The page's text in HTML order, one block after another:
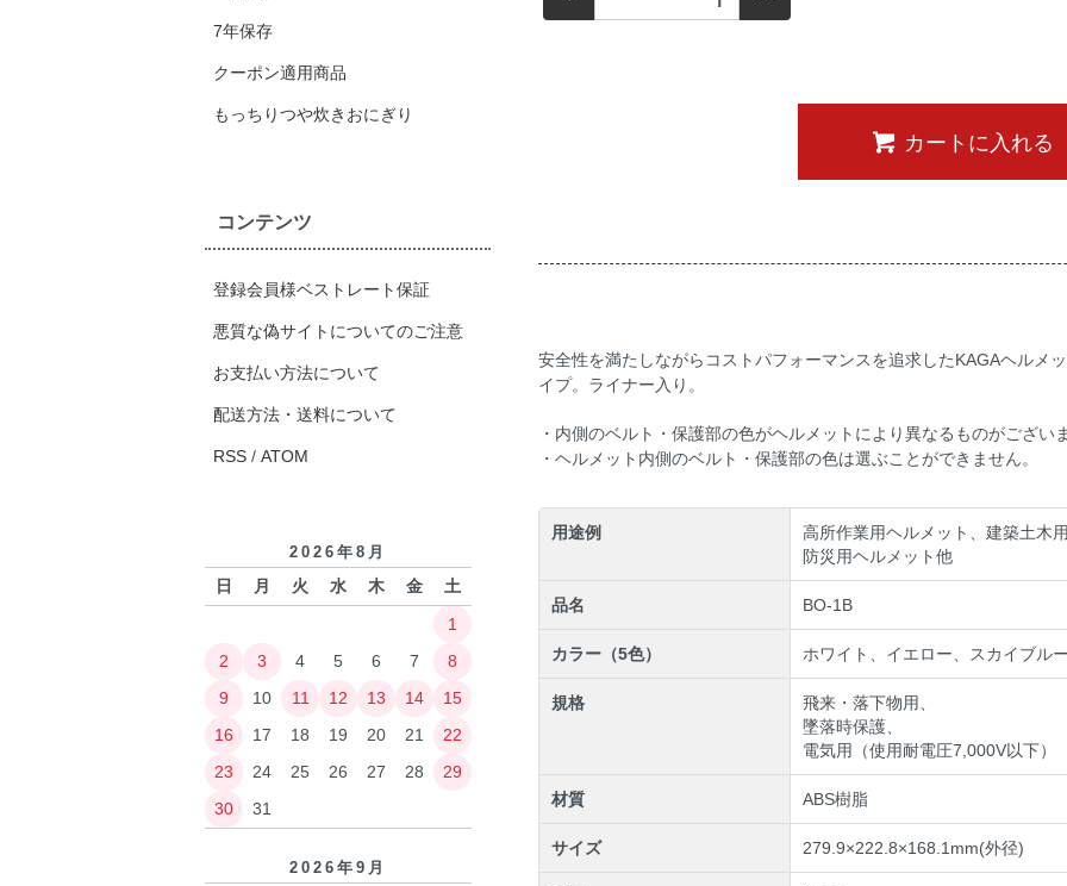
カートに入れる
安全性を満たしながらコストパフォーマンスを追求したKAGAヘルメ
イプ。ライナー入り。
・内側のベルト・保護部の色がヘルメットにより異なるものがござい
・ヘルメット内側のベルト・保護部の色は選ぶことができません。
用途例
高所作業用ヘルメット、建築土木
防災用ヘルメット他
品名 BO-1B
カラー（5色） ホワイト、イエロー、スカイブル
規格
飛来・落下物用、
墜落時保護、
電気用（使用耐電圧7,000V以下）
材質 ABS樹脂
サイズ 279.9×222.8×168.1mm(外径)
7年保存
クーポン適用商品
もっちりつや炊きおにぎり
コンテンツ
登録会員様ベストレート保証
悪質な偽サイトについてのご注意
お支払い方法について
配送方法・送料について
RSS / ATOM
2026年8月
日 月 火 水 木 金
土
1
2
3 4 5 6 7
8
9
10 11 12 13 14
15
16
17 18 19 20 21
22
23
24 25 26 27 28
29
30
31
2026年9月